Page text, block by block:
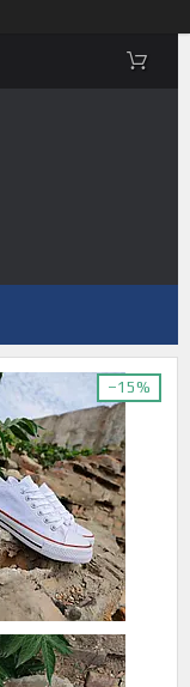
–15%